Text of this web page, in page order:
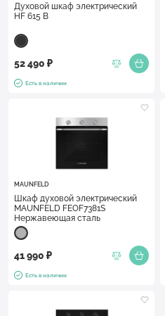
Духовой шкаф электрический
HF 615 B
52 490 ₽
Есть в наличии
MAUNFELD
Шкаф духовой электрический
MAUNFELD FEOF7381S
Нержавеющая сталь
41 990 ₽
Есть в наличии